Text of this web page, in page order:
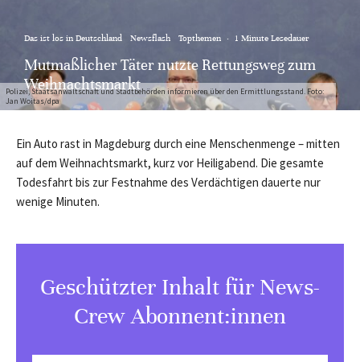
Polizei, Staatsanwaltschaft und Stadtbehörden informieren über den Ermittlungsstand. Foto:
Jan Woitas/dpa
Das ist los in Deutschland Newsflash Topthemen · 1 Minute Lesedauer
Mutmaßlicher Täter nutzte Rettungsweg zum
Weihnachtsmarkt
Ein Auto rast in Magdeburg durch eine Menschenmenge – mitten
auf dem Weihnachtsmarkt, kurz vor Heiligabend. Die gesamte
Todesfahrt bis zur Festnahme des Verdächtigen dauerte nur
wenige Minuten.
Geschützter Inhalt für News-
Crew Abonnent:innen